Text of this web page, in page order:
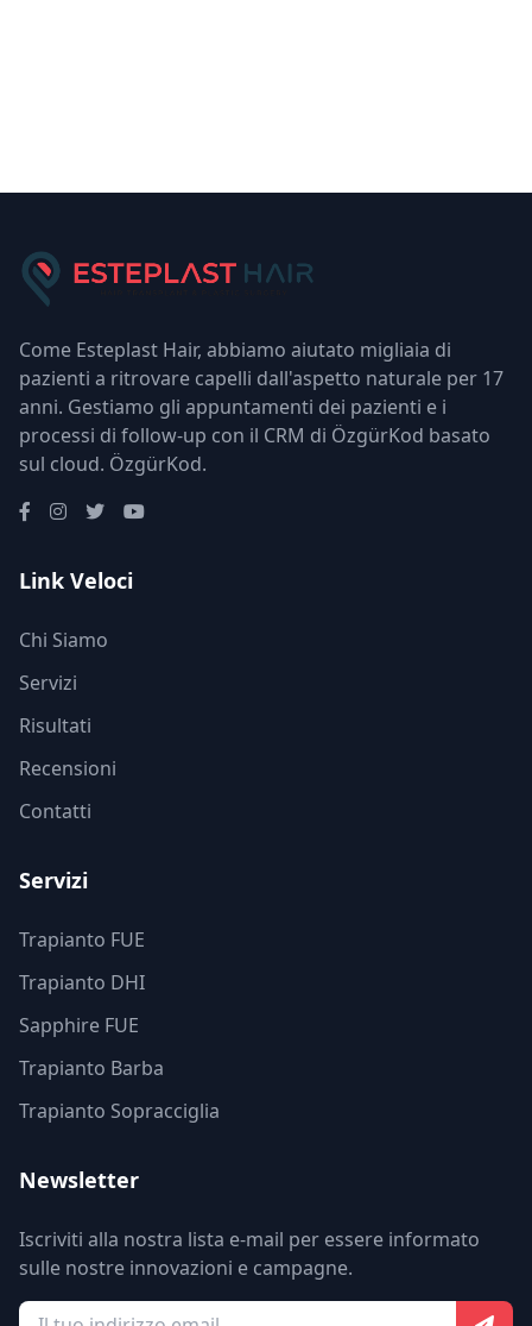
Come Esteplast Hair, abbiamo aiutato migliaia di
pazienti a ritrovare capelli dall'aspetto naturale per 17
anni. Gestiamo gli appuntamenti dei pazienti e i
processi di follow-up con il CRM di ÖzgürKod basato
sul cloud. ÖzgürKod.
Link Veloci
Chi Siamo
Servizi
Risultati
Recensioni
Contatti
Servizi
Trapianto FUE
Trapianto DHI
Sapphire FUE
Trapianto Barba
Trapianto Sopracciglia
Newsletter
Iscriviti alla nostra lista e-mail per essere informato
sulle nostre innovazioni e campagne.